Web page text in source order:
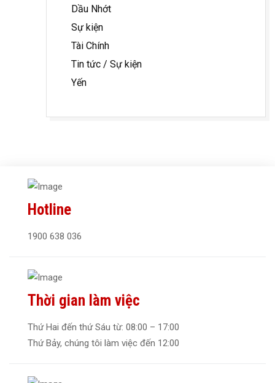
Dầu Nhớt
Sự kiện
Tài Chính
Tin tức / Sự kiện
Yến
Hotline
1900 638 036
Thời gian làm việc
Thứ Hai đến thứ Sáu từ: 08:00 – 17:00
Thứ Bảy, chúng tôi làm việc đến 12:00